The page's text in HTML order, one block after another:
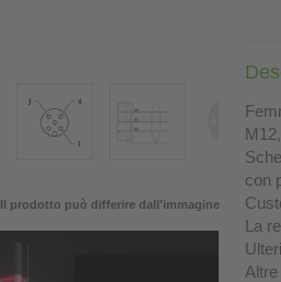
Il prodotto può differire dall'immagine
con
La